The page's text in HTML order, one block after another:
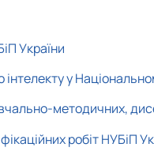
України
у
методичних,
робіт НУБіП